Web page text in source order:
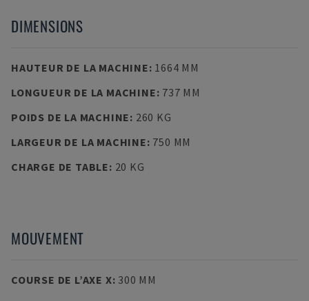
DIMENSIONS
HAUTEUR DE LA MACHINE: 1664 MM
LONGUEUR DE LA MACHINE: 737 MM
POIDS DE LA MACHINE: 260 KG
LARGEUR DE LA MACHINE: 750 MM
CHARGE DE TABLE: 20 KG
MOUVEMENT
COURSE DE L’AXE X: 300 MM